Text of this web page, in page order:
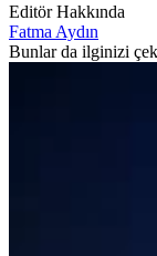
Editör Hakkında
Fatma Aydın
Bunlar da ilginizi